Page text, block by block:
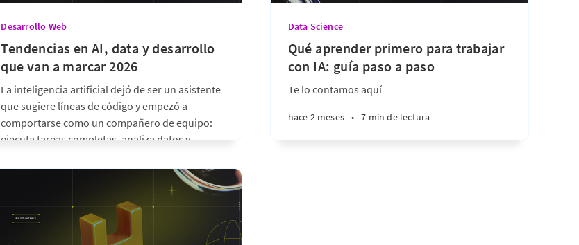
Desarrollo Web
Tendencias en AI, data y desarrollo
que van a marcar 2026
La inteligencia artificial dejó de ser un asistente
que sugiere líneas de código y empezó a
comportarse como un compañero de equipo:
ejecuta tareas completas, analiza datos y
humana. Ese cambio está moviendo al mismo
tiempo tres terrenos que durante años
avanzaron por separado: la
hace 2 meses 6 min de lectura
Data Science
Qué aprender primero para trabajar
con IA: guía paso a paso
Te lo contamos aquí
hace 2 meses • 7 min de lectura